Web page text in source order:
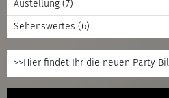
Austellung (7)
Sehenswertes (6)
>>Hier findet Ihr die neuen Party